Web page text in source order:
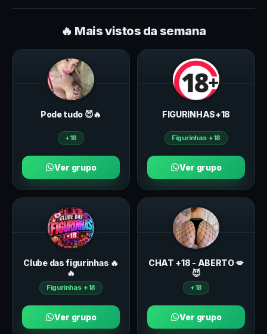
🔥 Mais vistos da semana
Pode tudo 😈🔥
+18
Ver grupo
FIGURINHAS+18
Figurinhas +18
Ver grupo
Clube das figurinhas 🔥
🔥
Figurinhas +18
Ver grupo
CHAT +18 - ABERTO 💋
😈
+18
Ver grupo